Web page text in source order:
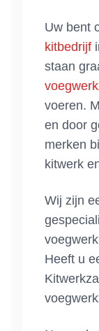
Uw bent
kitbedrijf
staan
voeren.
en door
merken
kitwerk
Wij zijn
Heeft u